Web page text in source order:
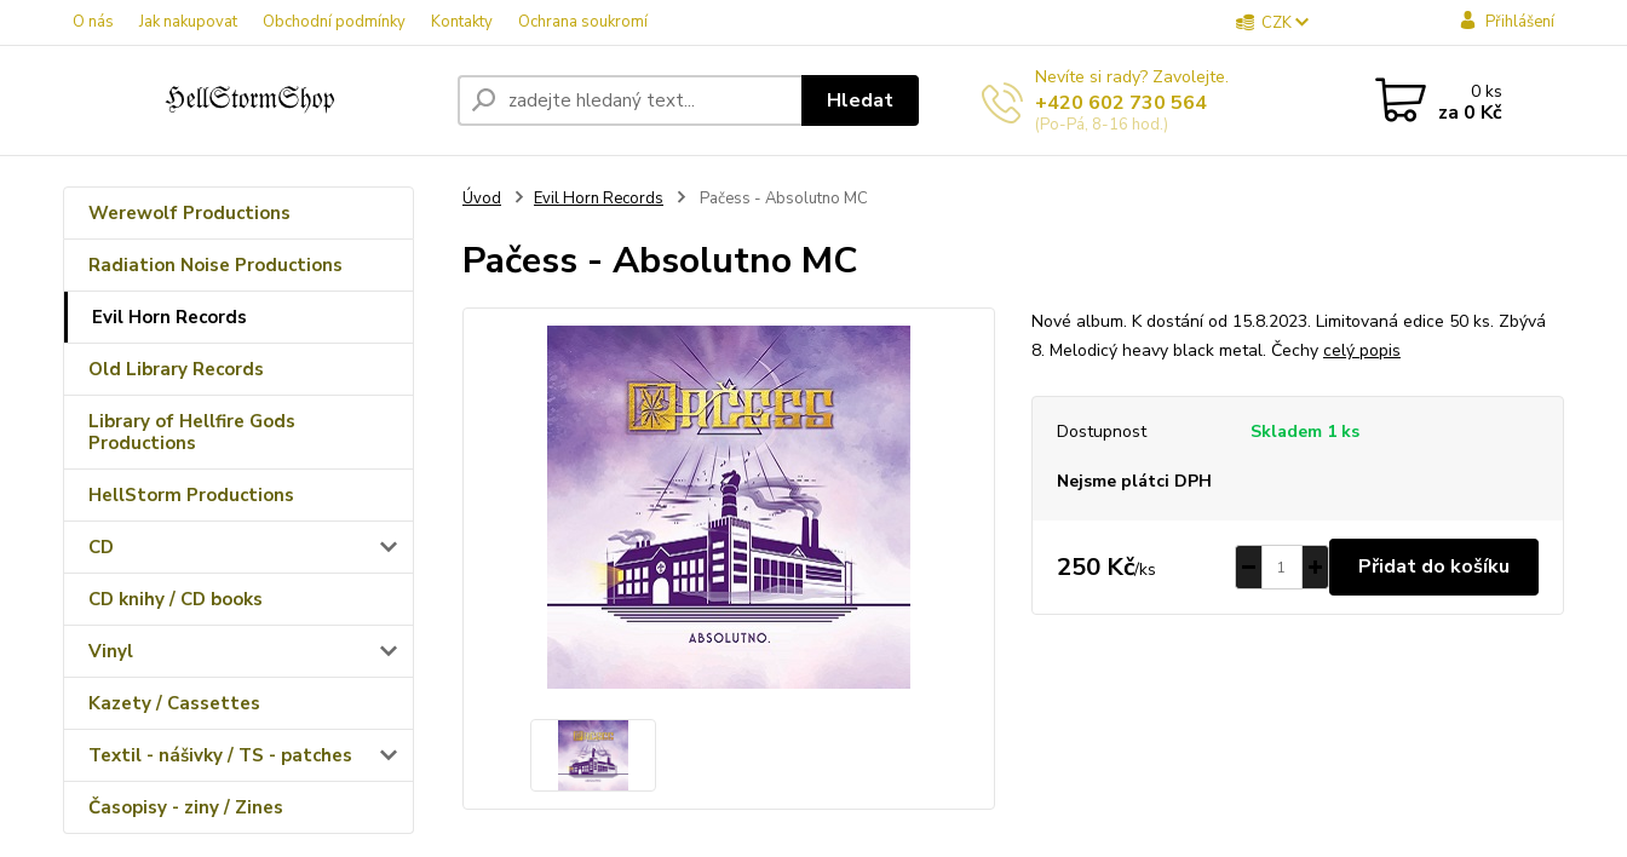
O nás Jak nakupovat Obchodní podmínky Kontakty Ochrana soukromí CZK Přihlášení
Hledat
Nevíte si rady? Zavolejte.
+420 602 730 564
(Po-Pá, 8-16 hod.)
0ks
za 0 Kč
Werewolf Productions
Radiation Noise Productions
Evil Horn Records
Old Library Records
Library of Hellfire Gods
Productions
HellStorm Productions
CD
CD knihy / CD books
Vinyl
Kazety / Cassettes
Textil - nášivky / TS - patches
Časopisy - ziny / Zines
Úvod Evil Horn Records Pačess - Absolutno MC
Pačess - Absolutno MC
Nové album. K dostání od 15.8.2023. Limitovaná edice 50 ks. Zbývá
8. Melodicý heavy black metal. Čechy celý popis
Dostupnost Skladem 1 ks
Nejsme plátci DPH
250 Kč/ks Přidat do košíku